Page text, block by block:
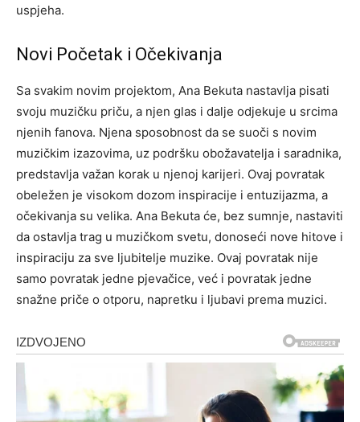
uspjeha.
Novi Početak i Očekivanja
Sa svakim novim projektom, Ana Bekuta nastavlja pisati
svoju muzičku priču, a njen glas i dalje odjekuje u srcima
njenih fanova. Njena sposobnost da se suoči s novim
muzičkim izazovima, uz podršku obožavatelja i saradnika,
predstavlja važan korak u njenoj karijeri. Ovaj povratak
obeležen je visokom dozom inspiracije i entuzijazma, a
očekivanja su velika. Ana Bekuta će, bez sumnje, nastaviti
da ostavlja trag u muzičkom svetu, donoseći nove hitove i
inspiraciju za sve ljubitelje muzike. Ovaj povratak nije
samo povratak jedne pjevačice, već i povratak jedne
snažne priče o otporu, napretku i ljubavi prema muzici.